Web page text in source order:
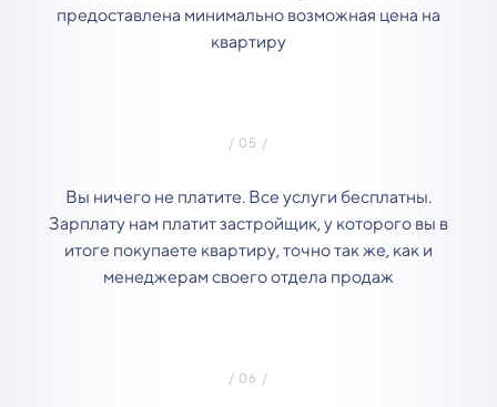
предоставлена минимально возможная цена на
квартиру
Вы ничего не платите. Все услуги бесплатны.
Зарплату нам платит застройщик, у которого вы в
итоге покупаете квартиру, точно так же, как и
менеджерам своего отдела продаж